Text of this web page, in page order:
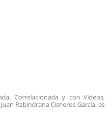
Correlacionada y con Videos,
Rabindrana Cisneros García, es